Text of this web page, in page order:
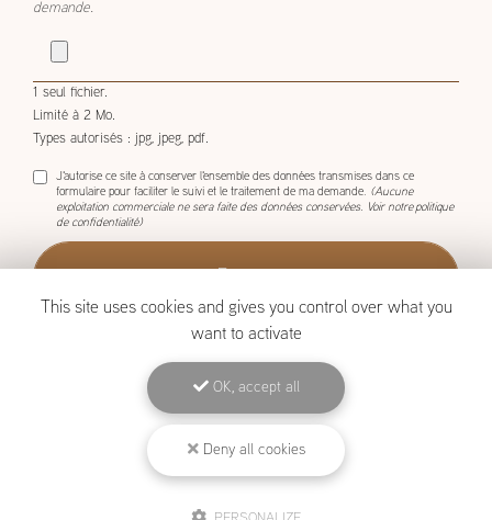
demande.
1 seul fichier.
Limité à 2 Mo.
Types autorisés : jpg, jpeg, pdf.
J'autorise ce site à conserver l'ensemble des données transmises dans ce
formulaire pour faciliter le suivi et le traitement de ma demande.
(Aucune
exploitation commerciale ne sera faite des données conservées. Voir notre politique
de confidentialité)
Plan du site -Liens utiles
This site uses cookies and gives you control over what you
want to activate
OK, accept all
Deny all cookies